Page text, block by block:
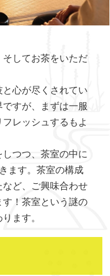
してお茶をいただ
心が尽くされてい
すが、まずは一服
レッシュするもよ
つつ、茶室の中に
ます。茶室の構成
ど、ご興味合わせ
！茶室という謎の
ます。